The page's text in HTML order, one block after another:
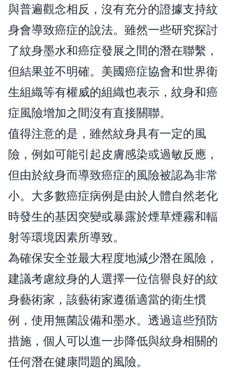
與普遍觀念相反，沒有充分的證據支持紋
身會導致癌症的說法。雖然一些研究探討
了紋身墨水和癌症發展之間的潛在聯繫，
但結果並不明確。美國癌症協會和世界衛
生組織等有權威的組織也表示，紋身和癌
症風險增加之間沒有直接關聯。
值得注意的是，雖然紋身具有一定的風
險，例如可能引起皮膚感染或過敏反應，
但由於紋身而導致癌症的風險被認為非常
小。大多數癌症病例是由於人體自然老化
時發生的基因突變或暴露於煙草煙霧和輻
射等環境因素所導致。
為確保安全並最大程度地減少潛在風險，
建議考慮紋身的人選擇一位信譽良好的紋
身藝術家，該藝術家遵循適當的衛生慣
例，使用無菌設備和墨水。透過這些預防
措施，個人可以進一步降低與紋身相關的
任何潛在健康問題的風險。